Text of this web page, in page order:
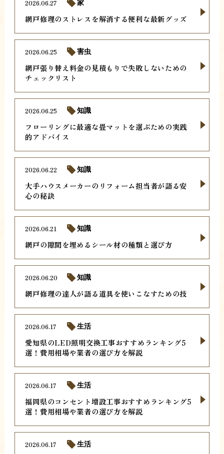
網戸修理のストレスを解消する便利な最新グッズ
2026.06.27 家
網戸張り替え料金の見積もりで失敗しないための
チェックリスト
2026.06.25 害虫
フローリングに最適な畳マットを選ぶための実践
的アドバイス
2026.06.25 知識
大手ハウスメーカーのリフォーム担当者が語る安
心の秘訣
2026.06.22 知識
網戸の隙間を埋めるシール材の種類と選び方
2026.06.21 知識
網戸修理の達人が語る道具を使いこなすための技
2026.06.20 知識
愛知県のLED照明交換工事おすすめランキング5
選！費用相場や業者の選び方を解説
2026.06.17 生活
福岡県のコンセント増設工事おすすめランキング5
選！費用相場や業者の選び方を解説
2026.06.17 生活
2026.06.17 生活